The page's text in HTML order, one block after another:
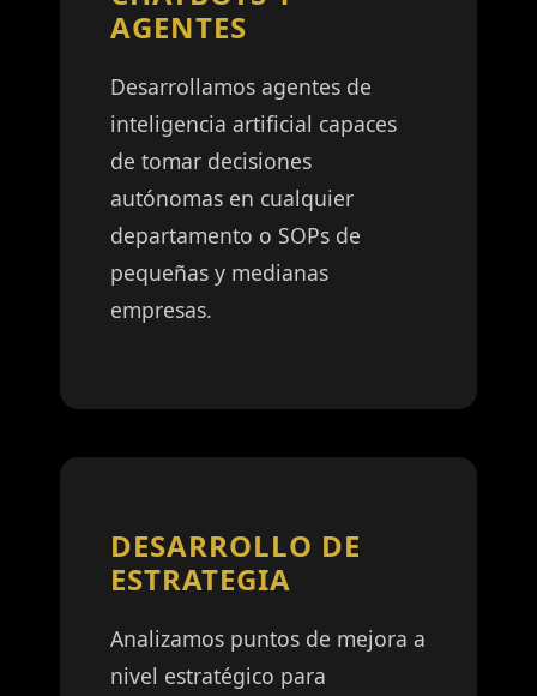
AGENTES
Desarrollamos agentes de
inteligencia artificial capaces
de tomar decisiones
autónomas en cualquier
departamento o SOPs de
pequeñas y medianas
empresas.
DESARROLLO DE
ESTRATEGIA
Analizamos puntos de mejora a
nivel estratégico para